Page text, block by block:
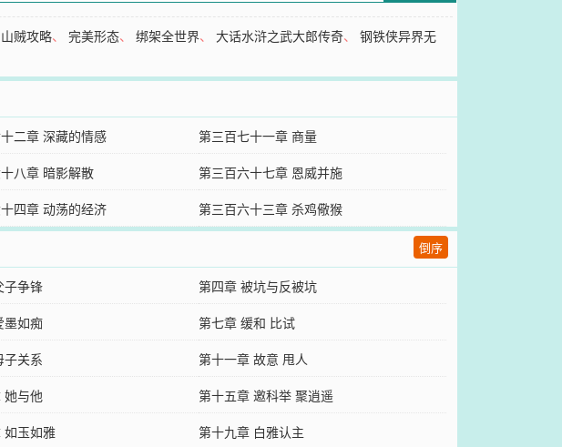
山贼攻略、完美形态、绑架全世界、大话水浒之武大郎传奇、钢铁侠异界无
二章 深藏的情感
第三百七十一章 商量
八章 暗影解散
第三百六十七章 恩威并施
四章 动荡的经济 第三百六十三章 杀鸡儆猴
倒序
子争锋
第四章 被坑与反被坑
墨如痴
第七章 缓和 比试
子关系
第十一章 故意 甩人
她与他
第十五章 邀科举 聚逍遥
如玉如雅
第十九章 白雅认主